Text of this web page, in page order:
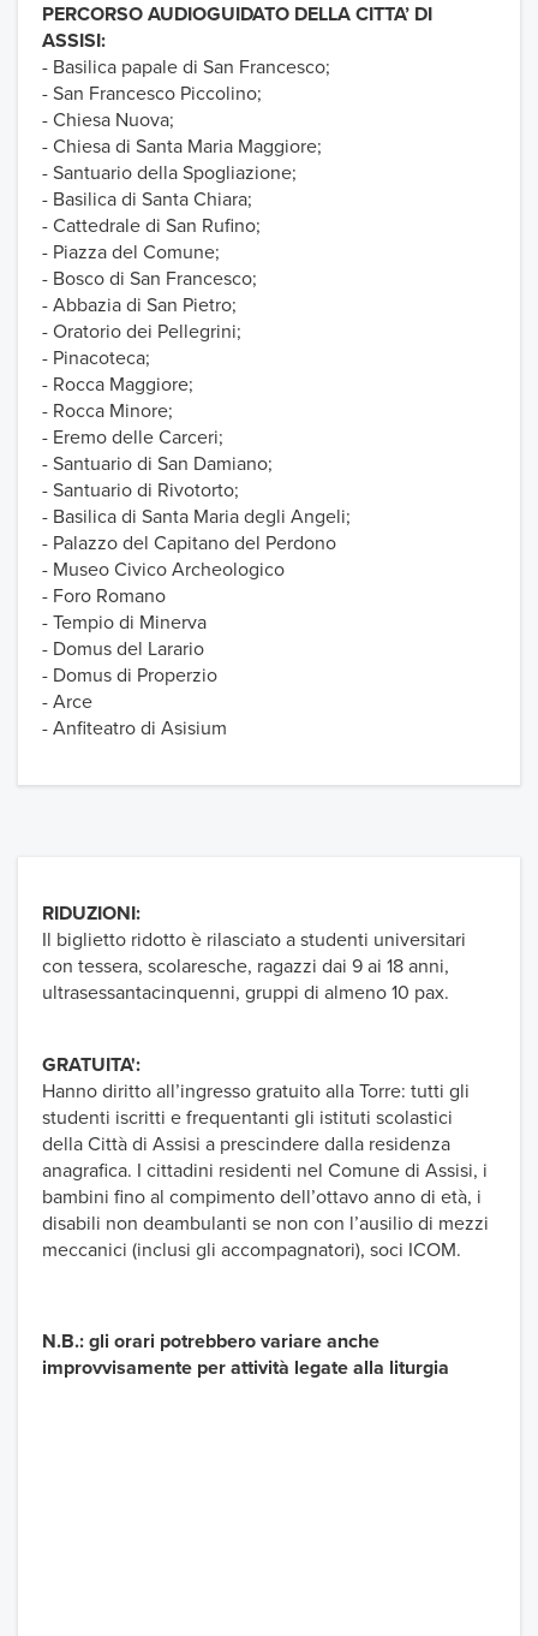
PERCORSO AUDIOGUIDATO DELLA CITTA’ DI
ASSISI:
- Basilica papale di San Francesco;
- San Francesco Piccolino;
- Chiesa Nuova;
- Chiesa di Santa Maria Maggiore;
- Santuario della Spogliazione;
- Basilica di Santa Chiara;
- Cattedrale di San Rufino;
- Piazza del Comune;
- Bosco di San Francesco;
- Abbazia di San Pietro;
- Oratorio dei Pellegrini;
- Pinacoteca;
- Rocca Maggiore;
- Rocca Minore;
- Eremo delle Carceri;
- Santuario di San Damiano;
- Santuario di Rivotorto;
- Basilica di Santa Maria degli Angeli;
- Palazzo del Capitano del Perdono
- Museo Civico Archeologico
- Foro Romano
- Tempio di Minerva
- Domus del Larario
- Domus di Properzio
- Arce
- Anfiteatro di Asisium
RIDUZIONI:
Il biglietto ridotto è rilasciato a studenti universitari
con tessera, scolaresche, ragazzi dai 9 ai 18 anni,
ultrasessantacinquenni, gruppi di almeno 10 pax.
GRATUITA':
Hanno diritto all’ingresso gratuito alla Torre: tutti gli
studenti iscritti e frequentanti gli istituti scolastici
della Città di Assisi a prescindere dalla residenza
anagrafica. I cittadini residenti nel Comune di Assisi, i
bambini fino al compimento dell’ottavo anno di età, i
disabili non deambulanti se non con l’ausilio di mezzi
meccanici (inclusi gli accompagnatori), soci ICOM.
N.B.: gli orari potrebbero variare anche
improvvisamente per attività legate alla liturgia